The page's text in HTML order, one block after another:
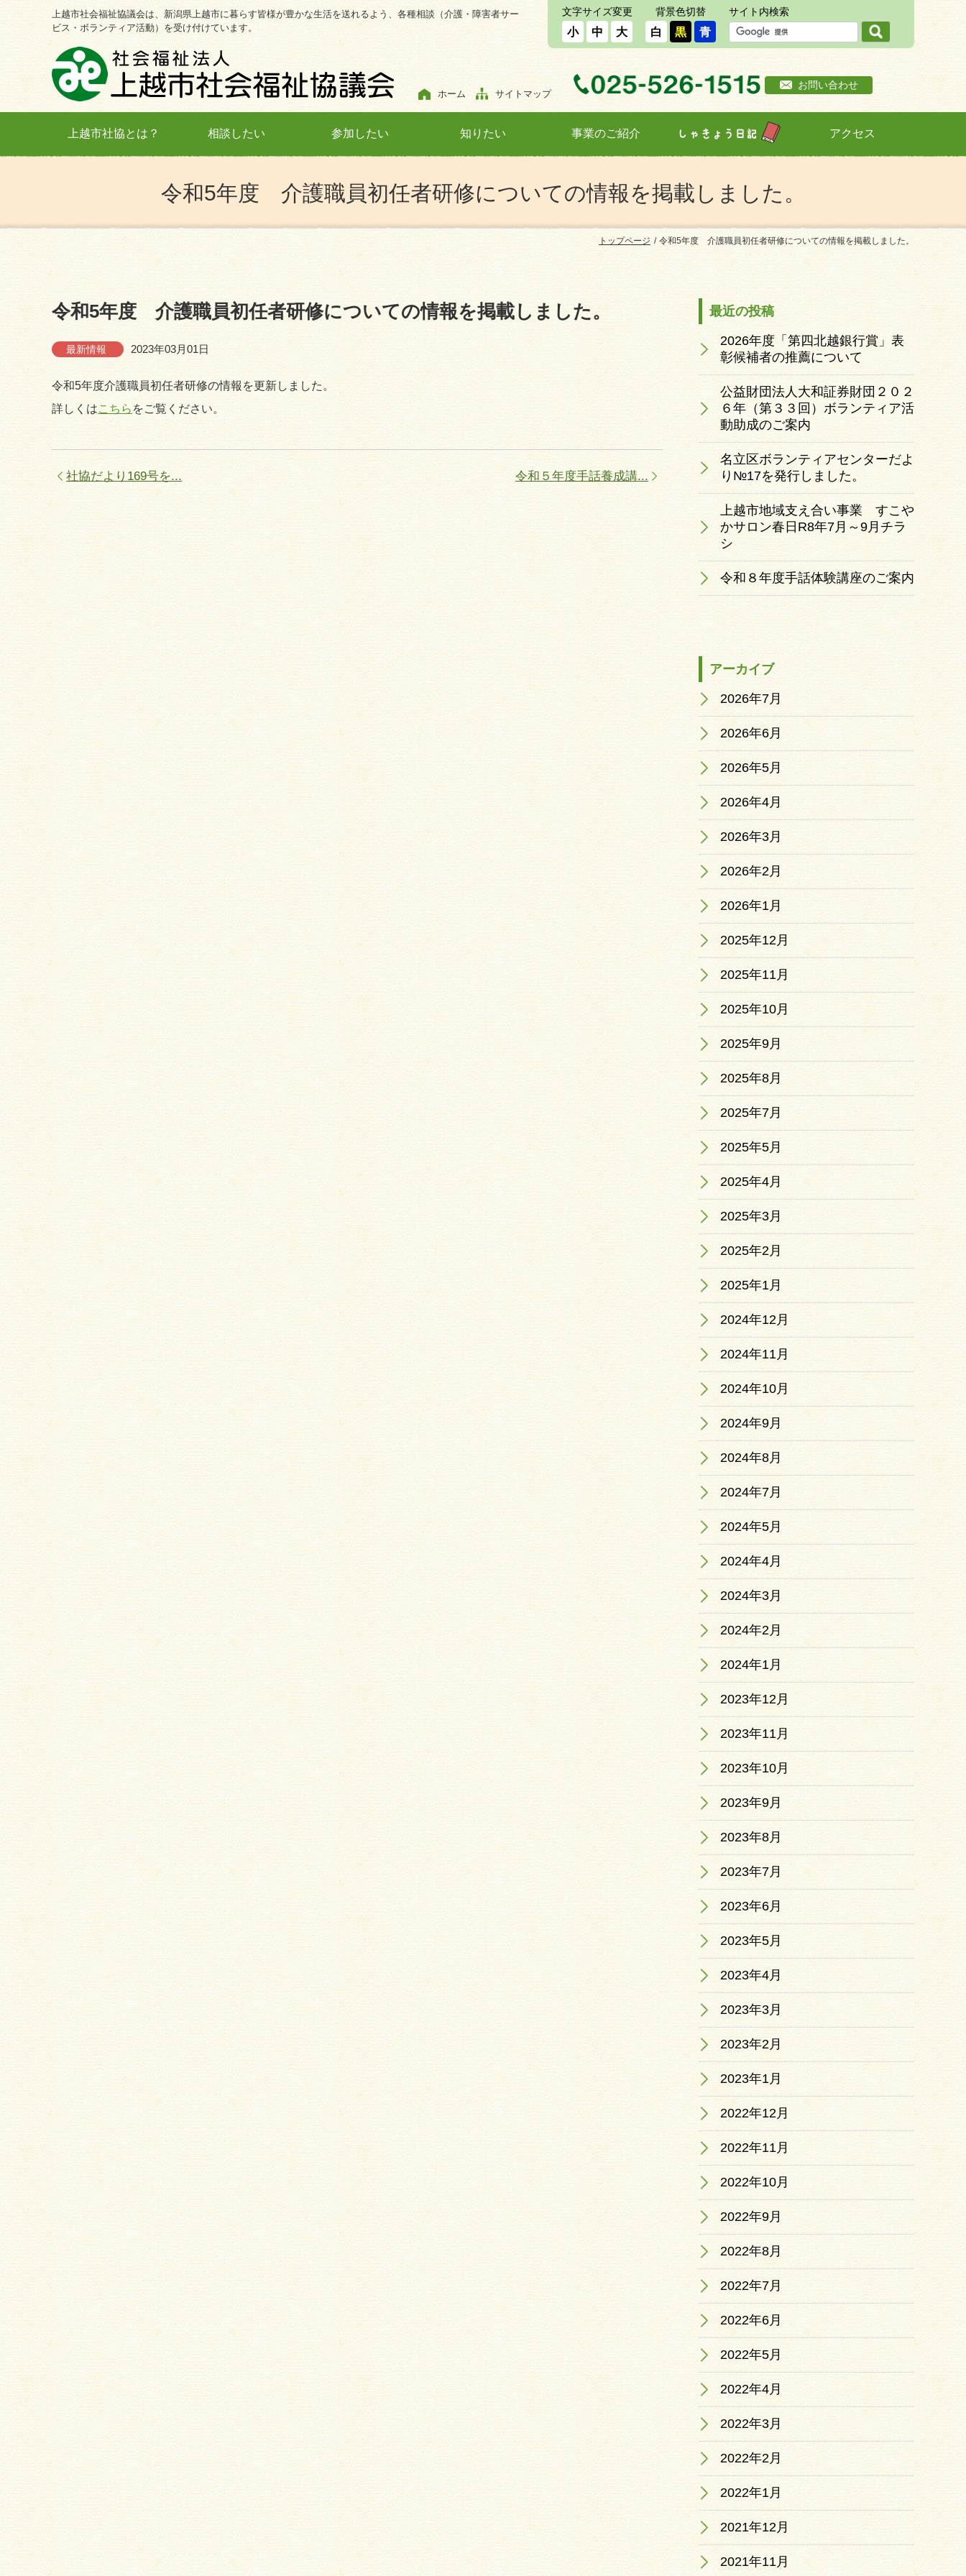
上越市社会福祉協議会は、新潟県上越市に暮らす皆様が豊かな生活を送れるよう、各種相談（介護・障害者サー
ビス・ボランティア活動）を受け付けています。
ホーム サイトマップ
お問い合わせ
文字サイズ変更
小 中 大
背景色切替
白 黒 青
サイト内検索
上越市社協とは？ 相談したい 参加したい 知りたい 事業のご紹介 しゃきょう日記 アクセス
令和5年度 介護職員初任者研修についての情報を掲載しました。
トップページ 令和5年度 介護職員初任者研修についての情報を掲載しました。
令和5年度 介護職員初任者研修についての情報を掲載しました。
最新情報 2023年03月01日
令和5年度介護職員初任者研修の情報を更新しました。
詳しくはこちら をご覧ください。
社協だより169号を... 令和５年度手話養成講...
最近の投稿
2026年度「第四北越銀行賞」表
彰候補者の推薦について
公益財団法人大和証券財団２０２
６年（第３３回）ボランティア活
動助成のご案内
名立区ボランティアセンターだよ
り№17を発行しました。
上越市地域支え合い事業 すこや
かサロン春日R8年7月～9月チラ
シ
令和８年度手話体験講座のご案内
アーカイブ
2026年7月
2026年6月
2026年5月
2026年4月
2026年3月
2026年2月
2026年1月
2025年12月
2025年11月
2025年10月
2025年9月
2025年8月
2025年7月
2025年5月
2025年4月
2025年3月
2025年2月
2025年1月
2024年12月
2024年11月
2024年10月
2024年9月
2024年8月
2024年7月
2024年5月
2024年4月
2024年3月
2024年2月
2024年1月
2023年12月
2023年11月
2023年10月
2023年9月
2023年8月
2023年7月
2023年6月
2023年5月
2023年4月
2023年3月
2023年2月
2023年1月
2022年12月
2022年11月
2022年10月
2022年9月
2022年8月
2022年7月
2022年6月
2022年5月
2022年4月
2022年3月
2022年2月
2022年1月
2021年12月
2021年11月